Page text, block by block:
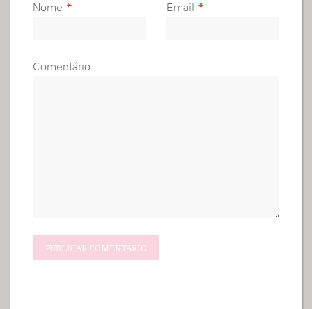
Nome * Email *
Comentário